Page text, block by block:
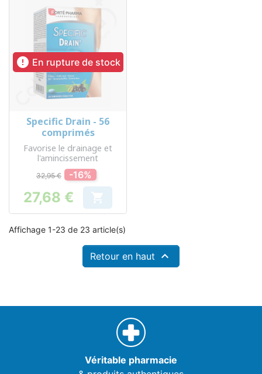
 En rupture de stock
Specific Drain - 56
comprimés
Favorise le drainage et
l'amincissement
32,95 € -16%
Prix
27,68 € 
Affichage 1-23 de 23 article(s)
Retour en haut 
Véritable pharmacie